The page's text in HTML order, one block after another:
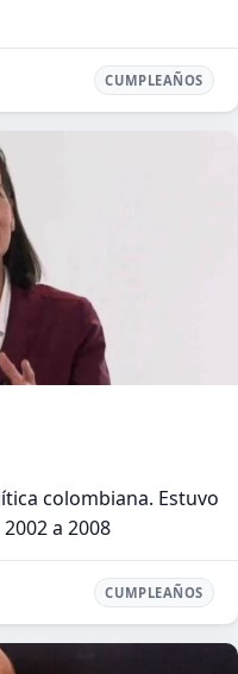
CUMPLEAÑOS
colombiana. Estuvo
a 2008
CUMPLEAÑOS